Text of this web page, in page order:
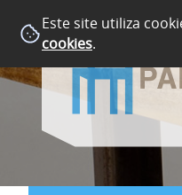
Este site utiliza
cookies.